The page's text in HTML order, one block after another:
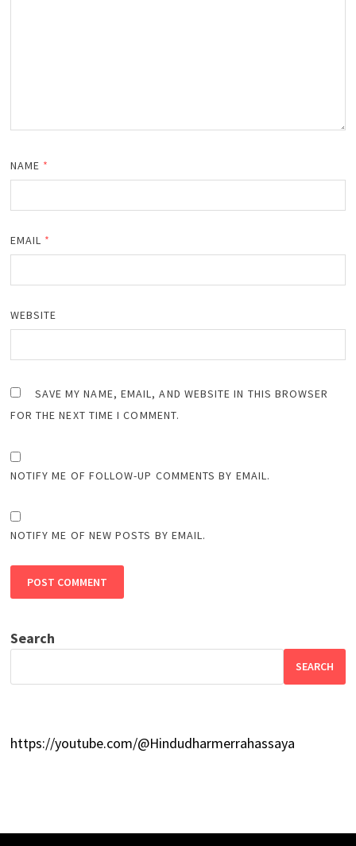
NAME *
EMAIL *
WEBSITE
SAVE MY NAME, EMAIL, AND WEBSITE IN THIS BROWSER
FOR THE NEXT TIME I COMMENT.
NOTIFY ME OF FOLLOW-UP COMMENTS BY EMAIL.
NOTIFY ME OF NEW POSTS BY EMAIL.
Search
SEARCH
https://youtube.com/@Hindudharmerrahassaya